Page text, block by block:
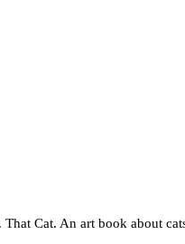
Cat. An art book about